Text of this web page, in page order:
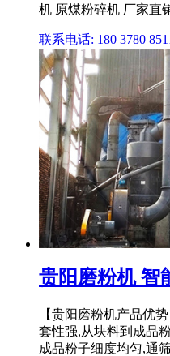
机 原煤粉碎机 厂家直
联系电话: 180 3780
贵阳磨粉机 智
【贵阳磨粉机产品优
套性强,从块料到成品
成品粉子细度均匀,通